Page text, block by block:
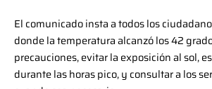
El comunicado insta a todos los
donde la temperatura alcanzó los 42
precauciones, evitar la exposición al sol,
durante las horas pico, y consultar a los